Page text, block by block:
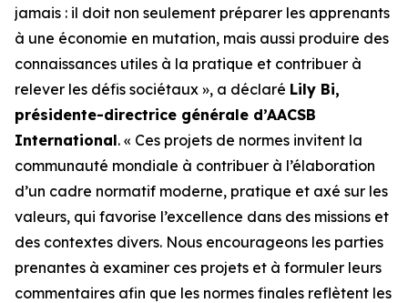
jamais : il doit non seulement préparer les apprenants
à une économie en mutation, mais aussi produire des
connaissances utiles à la pratique et contribuer à
relever les défis sociétaux », a déclaré Lily Bi,
présidente-directrice générale d’AACSB
International. « Ces projets de normes invitent la
communauté mondiale à contribuer à l’élaboration
d’un cadre normatif moderne, pratique et axé sur les
valeurs, qui favorise l’excellence dans des missions et
des contextes divers. Nous encourageons les parties
prenantes à examiner ces projets et à formuler leurs
commentaires afin que les normes finales reflètent les